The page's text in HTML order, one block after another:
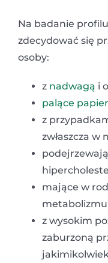
Na badanie
zdecydować się
osoby:
z nadwagą i
palące
z
zwłaszcza w
mające w
metabolizmu
z wysokim
zaburzoną